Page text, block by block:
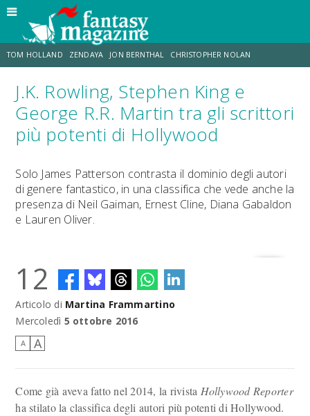
TOM HOLLAND ZENDAYA JON BERNTHAL CHRISTOPHER NOLAN
STRANIMONDI LUCCA COMICS & GAMES ODISSEA MARK RUFFALO
JACOB BATALON
J.K. Rowling, Stephen King e
George R.R. Martin tra gli scrittori
più potenti di Hollywood
Solo James Patterson contrasta il dominio degli autori
di genere fantastico, in una classifica che vede anche la
presenza di Neil Gaiman, Ernest Cline, Diana Gabaldon
e Lauren Oliver.
12
Articolo di Martina Frammartino
Mercoledì 5 ottobre 2016
A A
Come già aveva fatto nel 2014, la rivista Hollywood Reporter
ha stilato la classifica degli autori più potenti di Hollywood.